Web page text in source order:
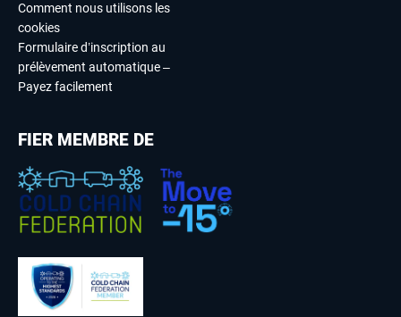
Comment nous utilisons les
cookies
Formulaire d’inscription au
prélèvement automatique –
Payez facilement
FIER MEMBRE DE